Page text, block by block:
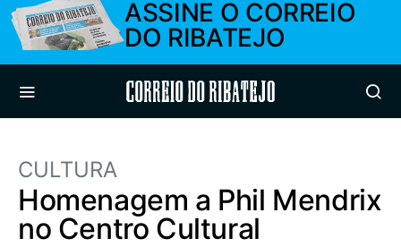
ASSINE O CORREIO
DO RIBATEJO
Correio do Ribatejo
CULTURA
Homenagem a Phil Mendrix
no Centro Cultural